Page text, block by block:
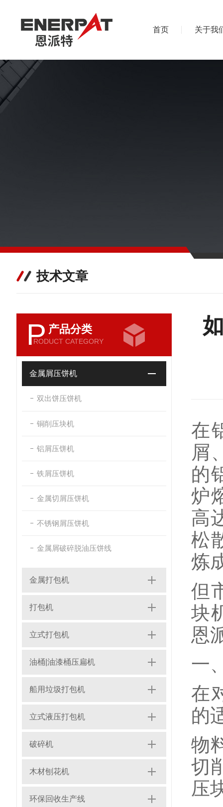
首页 关于我
技术文章
P 产品分类
RODUCT CATEGORY
金属屑压饼机
双出饼压饼机
铜削压块机
铝屑压饼机
铁屑压饼机
金属切屑压饼机
不锈钢屑压饼机
金属屑破碎脱油压饼线
金属打包机
打包机
立式打包机
油桶|油漆桶压扁机
船用垃圾打包机
立式液压打包机
破碎机
木材刨花机
环保回收生产线
在
屑
的
炉
高
松
炼
但
块
恩
一
在
的
物
切
压